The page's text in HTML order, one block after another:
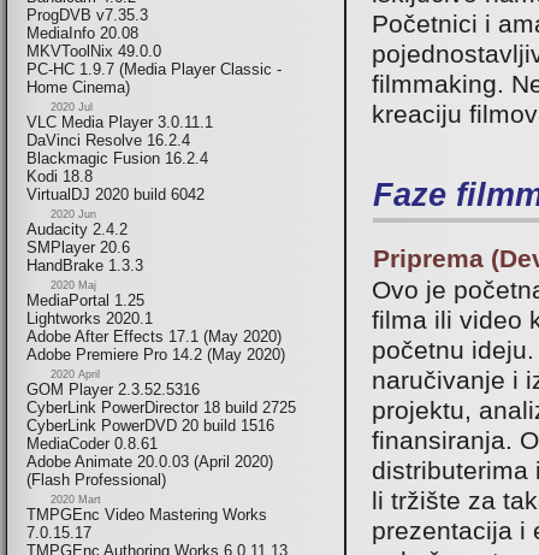
ProgDVB v7.35.3
MediaInfo 20.08
MKVToolNix 49.0.0
PC-HC 1.9.7 (Media Player Classic -
Home Cinema)
2020 Jul
VLC Media Player 3.0.11.1
DaVinci Resolve 16.2.4
Blackmagic Fusion 16.2.4
Kodi 18.8
VirtualDJ 2020 build 6042
2020 Jun
Audacity 2.4.2
SMPlayer 20.6
HandBrake 1.3.3
2020 Maj
MediaPortal 1.25
Lightworks 2020.1
Adobe After Effects 17.1 (May 2020)
Adobe Premiere Pro 14.2 (May 2020)
2020 April
GOM Player 2.3.52.5316
CyberLink PowerDirector 18 build 2725
CyberLink PowerDVD 20 build 1516
MediaCoder 0.8.61
Adobe Animate 20.0.03 (April 2020)
(Flash Professional)
2020 Mart
TMPGEnc Video Mastering Works
7.0.15.17
TMPGEnc Authoring Works 6.0.11.13
Početnici i
filmmaking.
kreaciju
Faze
Priprema
Ovo je
filma ili video
početnu
naručivanje i
projektu,
finansiranja.
distributerima
li tržište za
prezentacija i